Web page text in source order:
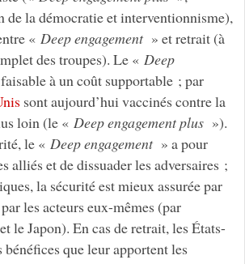
la démocratie et interventionnisme),
« Deep engagement » et retrait (à
des troupes). Le « Deep
à un coût supportable ; par
sont aujourd’hui vaccinés contre la
loin (le « Deep engagement plus »).
le « Deep engagement » a pour
alliés et de dissuader les adversaires ;
la sécurité est mieux assurée par
les acteurs eux-mêmes (par
le Japon). En cas de retrait, les États-
que leur apportent les